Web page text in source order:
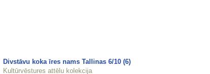
Divstāvu koka īres nams Tallinas 6/10 (6)
Kultūrvēstures attēlu kolekcija